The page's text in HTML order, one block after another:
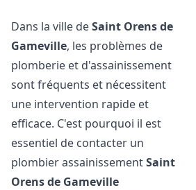
Dans la ville deSaint Orens de
Gameville, les problèmes de
plomberie et d'assainissement
sont fréquents et nécessitent
une intervention rapide et
efficace. C'est pourquoi il est
essentiel de contacter un
plombier assainissementSaint
Orens de Gameville